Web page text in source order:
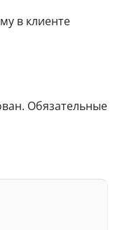
в клиенте
Обязательные